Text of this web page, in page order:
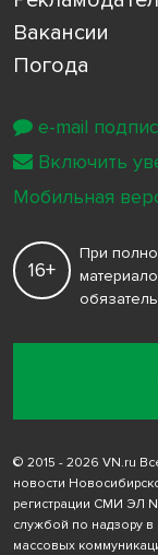
Вакансии
Погода
16+
При
© 2015 - 2026 VN.ru
новости
регистрации СМИ ЭЛ
службой по надзору
массовых
e-mail
Включить
Мобильная